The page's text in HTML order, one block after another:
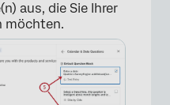
aus, die Sie Ihrer
möchten.